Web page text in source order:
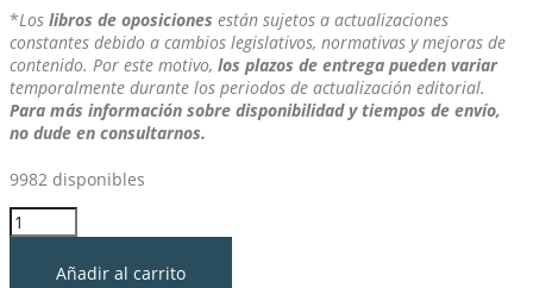
*Los libros de oposiciones están sujetos a actualizaciones
constantes debido a cambios legislativos, normativas y mejoras de
contenido. Por este motivo, los plazos de entrega pueden variar
temporalmente durante los periodos de actualización editorial.
Para más información sobre disponibilidad y tiempos de envío,
no dude en consultarnos.
9982 disponibles
Temario
Orientación
EducativaAñadir al carrito